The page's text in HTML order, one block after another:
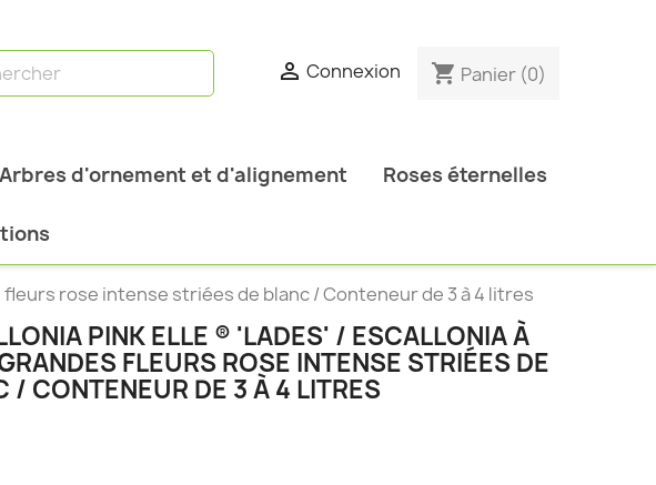
 Connexion shopping_cart Panier (0)
Arbres d'ornement et d'alignement Roses éternelles
rose intense striées de blanc / Conteneur de 3 à 4 litres
PINK ELLE ® 'LADES' / ESCALLONIA À
FLEURS ROSE INTENSE STRIÉES DE
/ CONTENEUR DE 3 À 4 LITRES